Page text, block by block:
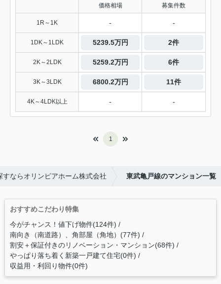
価格相場 募集件数
1R～1K - -
1DK～1LDK 5239.5万円 2件
2K～2LDK 5259.2万円 6件
3K～3LDK 6800.2万円 11件
4K～4LDK以上 - -
1
ならオリンピアホーム株式会社 東武亀戸線のマンション一覧
おすすめこだわり特集
今がチャンス！値下げ物件(124件)
南向き（南道路）、角部屋（角地）(77件)
割安＋保証付きのリノベーション・マンション(68件)
やっぱり落ち着く新築一戸建て住宅(0件)
収益用・利回り物件(0件)